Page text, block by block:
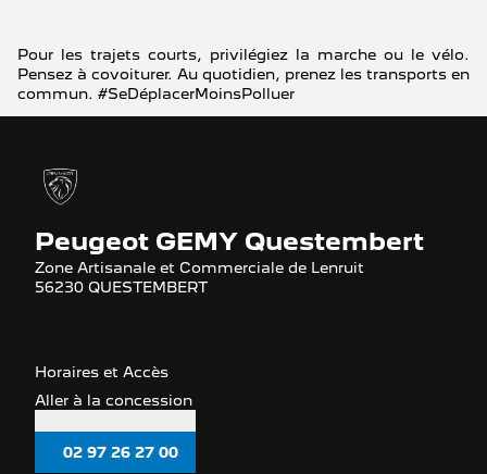
Pour les trajets courts, privilégiez la marche ou le vélo.
Pensez à covoiturer. Au quotidien, prenez les transports en
commun. #SeDéplacerMoinsPolluer
Peugeot GEMY Questembert
Zone Artisanale et Commerciale de Lenruit
56230 QUESTEMBERT
Horaires et Accès
Aller à la concession
02 97 26 27 00